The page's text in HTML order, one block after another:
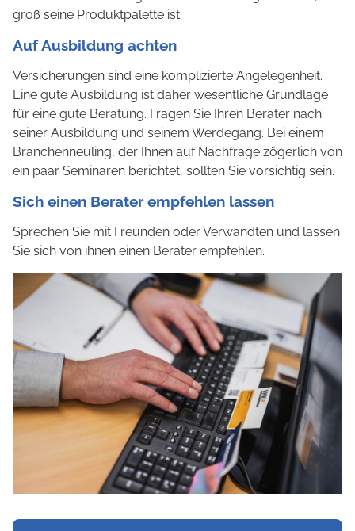
groß seine Produktpalette ist.
Auf Ausbildung achten
Versicherungen sind eine komplizierte Angelegenheit.
Eine gute Ausbildung ist daher wesentliche Grundlage
für eine gute Beratung. Fragen Sie Ihren Berater nach
seiner Ausbildung und seinem Werdegang. Bei einem
Branchenneuling, der Ihnen auf Nachfrage zögerlich von
ein paar Seminaren berichtet, sollten Sie vorsichtig sein.
Sich einen Berater empfehlen lassen
Sprechen Sie mit Freunden oder Verwandten und lassen
Sie sich von ihnen einen Berater empfehlen.